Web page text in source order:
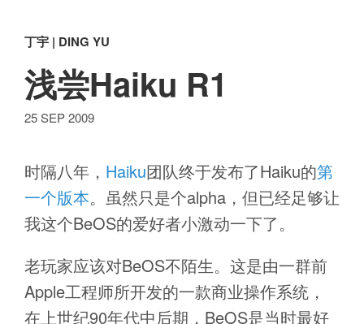
丁宇 | DING YU
浅尝Haiku R1
25 SEP 2009
时隔八年， Haiku团队终于发布了Haiku的第
一个版本。虽然只是个alpha，但已经足够让
我这个BeOS的爱好者小激动一下了。
老玩家应该对BeOS不陌生。这是由一群前
Apple工程师所开发的一款商业操作系统，
在上世纪90年代中后期，BeOS是当时最好